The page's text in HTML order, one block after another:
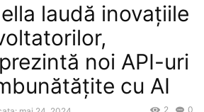
laudă inovațiile
noi API-uri
cu AI
0
2